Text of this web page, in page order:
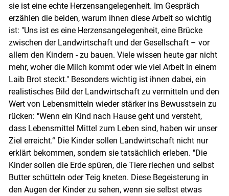
Skip to main content
sie ist eine echte Herzensangelegenheit. Im Gespräch
erzählen die beiden, warum ihnen diese Arbeit so wichtig
ist: "Uns ist es eine Herzensangelegenheit, eine Brücke
zwischen der Landwirtschaft und der Gesellschaft – vor
allem den Kindern - zu bauen. Viele wissen heute gar nicht
mehr, woher die Milch kommt oder wie viel Arbeit in einem
Laib Brot steckt." Besonders wichtig ist ihnen dabei, ein
realistisches Bild der Landwirtschaft zu vermitteln und den
Wert von Lebensmitteln wieder stärker ins Bewusstsein zu
rücken: "Wenn ein Kind nach Hause geht und versteht,
dass Lebensmittel Mittel zum Leben sind, haben wir unser
Ziel erreicht.“ Die Kinder sollen Landwirtschaft nicht nur
erklärt bekommen, sondern sie tatsächlich erleben. "Die
Kinder sollen die Erde spüren, die Tiere riechen und selbst
Butter schütteln oder Teig kneten. Diese Begeisterung in
den Augen der Kinder zu sehen, wenn sie selbst etwas